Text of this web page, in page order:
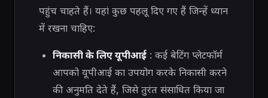
पहुंच चाहते हैं। यहां कुछ पहलू दिए गए हैं जिन्हें ध्यान
में रखना चाहिए:
निकासी के लिए यूपीआई: कई बेटिंग प्लेटफॉर्म
आपको यूपीआई का उपयोग करके निकासी करने
की अनुमति देते हैं, जिसे तुरंत संसाधित किया जा